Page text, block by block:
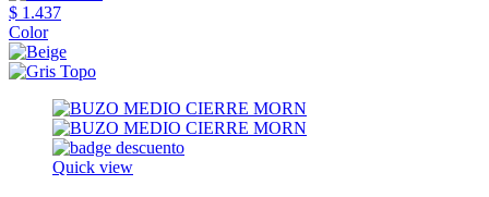
$ 1.437
Color
Quick view